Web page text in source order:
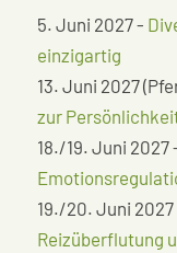
5. Juni 2027 -
einzigartig
13. Juni 2027
zur
18./19. Juni 2027
19./20. Juni 2027
Reizüberflutung